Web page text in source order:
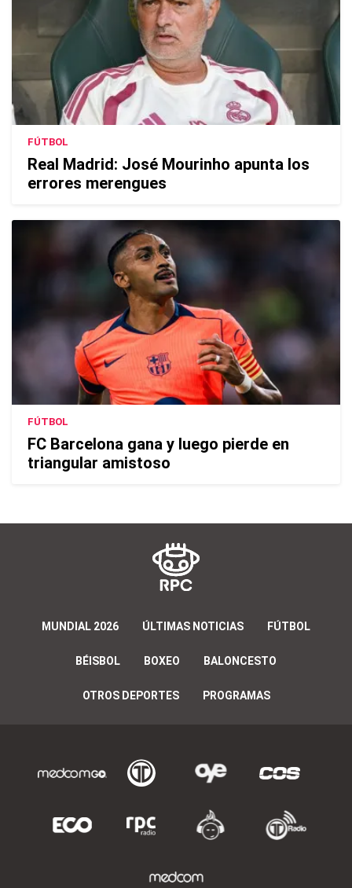
FÚTBOL
Real Madrid: José Mourinho apunta los
errores merengues
FÚTBOL
FC Barcelona gana y luego pierde en
triangular amistoso
MUNDIAL 2026 ÚLTIMAS NOTICIAS FÚTBOL
BÉISBOL BOXEO BALONCESTO
OTROS DEPORTES PROGRAMAS